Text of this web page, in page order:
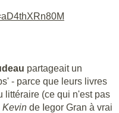
partageait un
- parce que leurs livres
littéraire (ce qui n'est pas
Kevin de Iegor Gran à vrai